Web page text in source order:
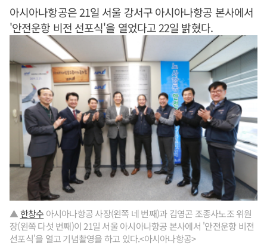
아시아나항공은 21일 서울 강서구 아시아나항공 본사에서
'안전운항 비전 선포식'을 열었다고 22일 밝혔다.
▲한창수 아시아나항공 사장(왼쪽 네 번째)과 김영곤 조종사노조 위원
장(왼쪽 다섯 번째)이 21일 서울 아시아나항공 본사에서 '안전운항 비전
선포식'을 열고 기념촬영을 하고 있다.<아시아나항공>